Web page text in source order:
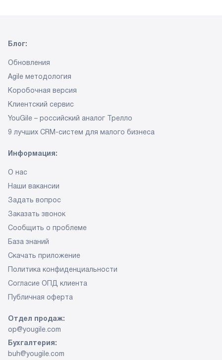
Блог:
Обновления
Agile методология
Коробочная версия
Клиентский сервис
YouGile – российский аналог Трелло
9 лучших CRM-систем для малого бизнеса
Информация:
О нас
Наши вакансии
Задать вопрос
Заказать звонок
Сообщить о проблеме
База знаний
Скачать приложение
Политика конфиденциальности
Согласие ОПД клиента
Публичная оферта
Отдел продаж:
op@yougile.com
Бухгалтерия:
buh@yougile.com